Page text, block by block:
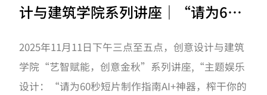
计与建筑学院系列讲座｜“请为60
创作潜力”主题讲座开讲啦！
2025年11月11日下午三点至五点，创意设计与建筑
学院“艺智赋能，创意金秋”系列讲座,“主题娱乐
设计：“请为60秒短片制作指南AI+神器，榨干你的